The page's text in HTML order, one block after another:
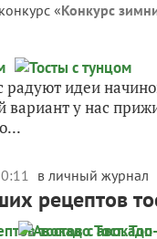
«Конкурс
идеи
у нас
в личный журнал
рецептов